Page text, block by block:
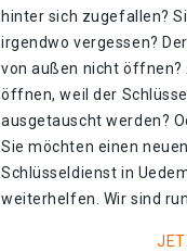
hinter sich zugefallen?
irgendwo vergessen?
von außen nicht öffnen?
öffnen, weil der
ausgetauscht werden?
Sie möchten einen
Schlüsseldienst in
weiterhelfen. Wir sind